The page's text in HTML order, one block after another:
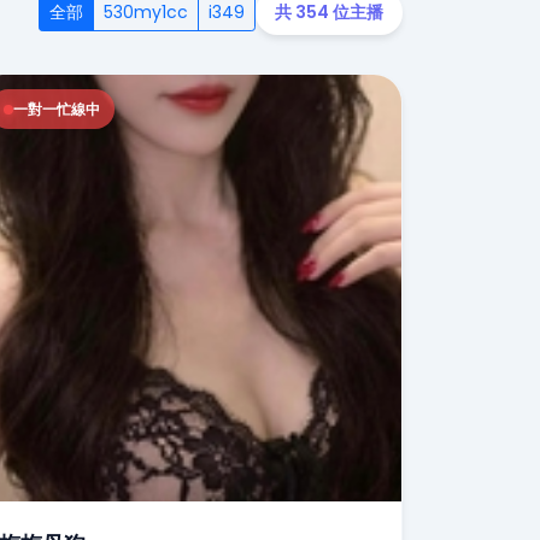
全部 530my1cc i349 共 354 位主播
一對一忙線中